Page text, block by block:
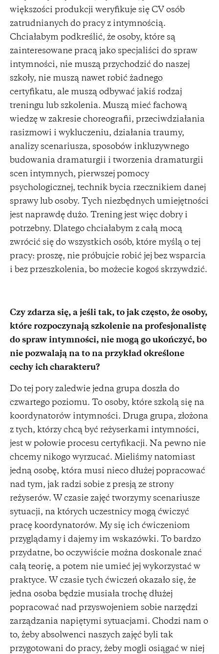
większości produkcji weryfikuje się CV osób
zatrudnianych do pracy z intymnością.
Chciałabym podkreślić, że osoby, które są
zainteresowane pracą jako specjaliści do spraw
intymności, nie muszą przychodzić do naszej
szkoły, nie muszą nawet robić żadnego
certyfikatu, ale muszą odbywać jakiś rodzaj
treningu lub szkolenia. Muszą mieć fachową
wiedzę w zakresie choreografii, przeciwdziałania
rasizmowi i wykluczeniu, działania traumy,
analizy scenariusza, sposobów inkluzywnego
budowania dramaturgii i tworzenia dramaturgii
scen intymnych, pierwszej pomocy
psychologicznej, technik bycia rzecznikiem danej
sprawy lub osoby. Tych niezbędnych umiejętności
jest naprawdę dużo. Trening jest więc dobry i
potrzebny. Dlatego chciałabym z całą mocą
zwrócić się do wszystkich osób, które myślą o tej
pracy: proszę, nie próbujcie robić jej bez wsparcia
i bez przeszkolenia, bo możecie kogoś skrzywdzić.
Czy zdarza się, a jeśli tak, to jak często, że osoby,
które rozpoczynają szkolenie na profesjonalistę
do spraw intymności, nie mogą go ukończyć, bo
nie pozwalają na to na przykład określone
cechy ich charakteru?
Do tej pory zaledwie jedna grupa doszła do
czwartego poziomu. To osoby, które szkolą się na
koordynatorów intymności. Druga grupa, złożona
z tych, którzy chcą być reżyserkami intymności,
jest w połowie procesu certyfikacji. Na pewno nie
chcemy nikogo wyrzucać. Mieliśmy natomiast
jedną osobę, która musi nieco dłużej popracować
nad tym, jak radzi sobie z presją ze strony
reżyserów. W czasie zajęć tworzymy scenariusze
sytuacji, na których uczestnicy mogą ćwiczyć
pracę koordynatorów. My się ich ćwiczeniom
przyglądamy i dajemy im wskazówki. To bardzo
przydatne, bo oczywiście można doskonale znać
całą teorię, a potem nie umieć jej wykorzystać w
praktyce. W czasie tych ćwiczeń okazało się, że
jedna osoba będzie musiała trochę dłużej
popracować nad przyswojeniem sobie narzędzi
zarządzania napiętymi sytuacjami. Chodzi nam o
to, żeby absolwenci naszych zajęć byli tak
przygotowani do pracy, żeby mogli osiągać w niej